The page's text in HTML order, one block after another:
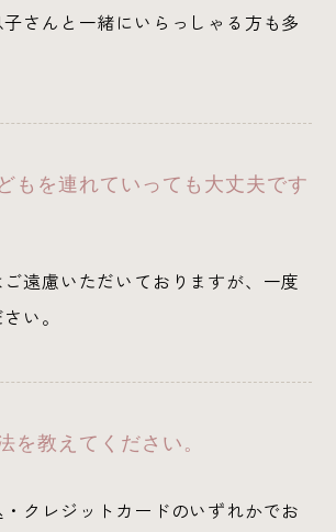
さんと一緒にいらっしゃる方も多
もを連れていっても大丈夫です
遠慮いただいておりますが、一度
い。
を教えてください。
クレジットカードのいずれかでお